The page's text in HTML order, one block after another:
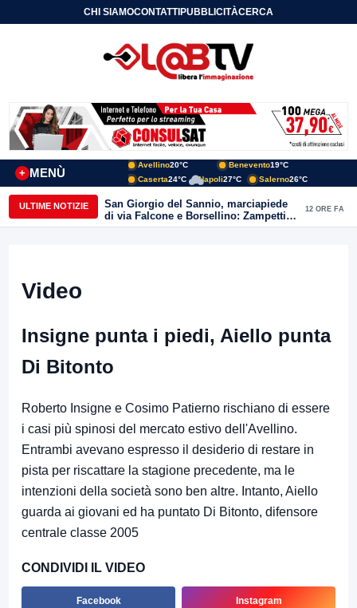
CHI SIAMOCONTATTIPUBBLICITÀCERCA
MENÙ
+
Avellino20°C Benevento19°C
Caserta24°C Napoli27°C Salerno26°C
ULTIME NOTIZIE
San Giorgio del Sannio, marciapiede
di via Falcone e Borsellino: Zampetti e
Lombardi replicano alle polemiche
12 ORE FA
Video
Insigne punta i piedi, Aiello punta
Di Bitonto
Roberto Insigne e Cosimo Patierno rischiano di essere
i casi più spinosi del mercato estivo dell'Avellino.
Entrambi avevano espresso il desiderio di restare in
pista per riscattare la stagione precedente, ma le
intenzioni della società sono ben altre. Intanto, Aiello
guarda ai giovani ed ha puntato Di Bitonto, difensore
centrale classe 2005
CONDIVIDI IL VIDEO
Facebook Instagram